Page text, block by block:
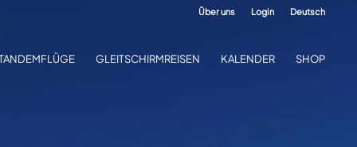
Über uns Login Deutsch
GLEITSCHIRMREISEN KALENDER SHOP